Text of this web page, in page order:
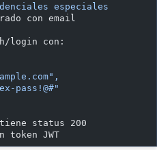
especiales
login con:
",
pass!@#"
status 200
token JWT